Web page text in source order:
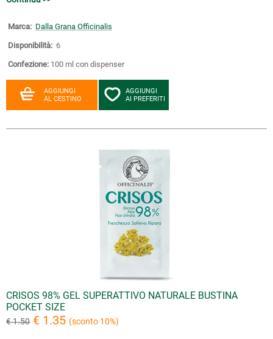
Marca: Dalla Grana Officinalis
Disponibilità: 6
Confezione: 100 ml con dispenser
AGGIUNGI
AL CESTINO
AGGIUNGI
AI PREFERITI
CRISOS 98% GEL SUPERATTIVO NATURALE BUSTINA
POCKET SIZE
€ 1.50 € 1.35 (sconto 10%)